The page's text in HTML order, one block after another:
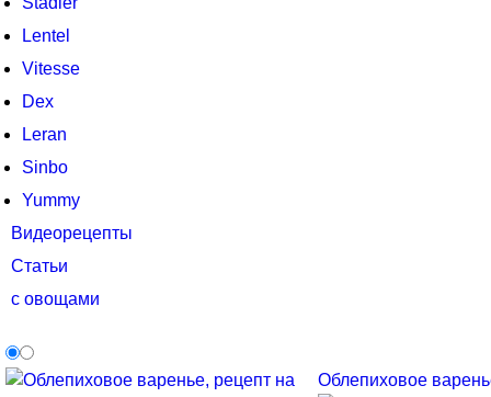
Lentel
Vitesse
Dex
Leran
Sinbo
Yummy
Видеорецепты
Статьи
с овощами
Облепиховое